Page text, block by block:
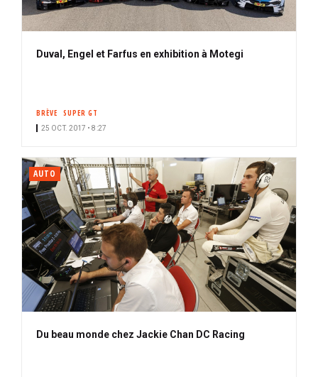
Duval, Engel et Farfus en exhibition à Motegi
BRÈVE SUPER GT
25 OCT. 2017 • 8:27
AUTO
Du beau monde chez Jackie Chan DC Racing